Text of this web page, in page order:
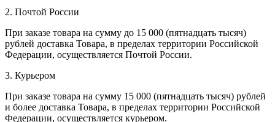
2. Почтой России
При заказе товара на сумму до 15 000 (пятнадцать тысяч)
рублей доставка Товара, в пределах территории Российской
Федерации, осуществляется Почтой России.
3. Курьером
При заказе товара на сумму 15 000 (пятнадцать тысяч) рублей
и более доставка Товара, в пределах территории Российской
Федерации, осуществляется курьером.